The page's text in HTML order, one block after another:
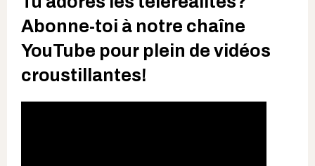
Abonne-toi à notre chaîne
YouTube pour plein de vidéos
croustillantes!